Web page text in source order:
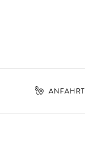
ANFAHRT